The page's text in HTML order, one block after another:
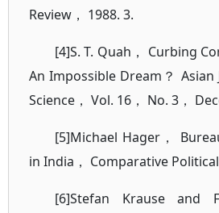
Review， 1988. 3.
[4]S. T. Quah， Curbing
An Impossible Dream？ Asian
Science， Vol. 16， No. 3，
[5]Michael Hager，
in India， Comparative
[6]Stefan Krause and